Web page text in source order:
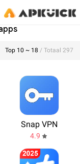
Top 10 ~ 18 / Totaal 297
Snap VPN
4.9